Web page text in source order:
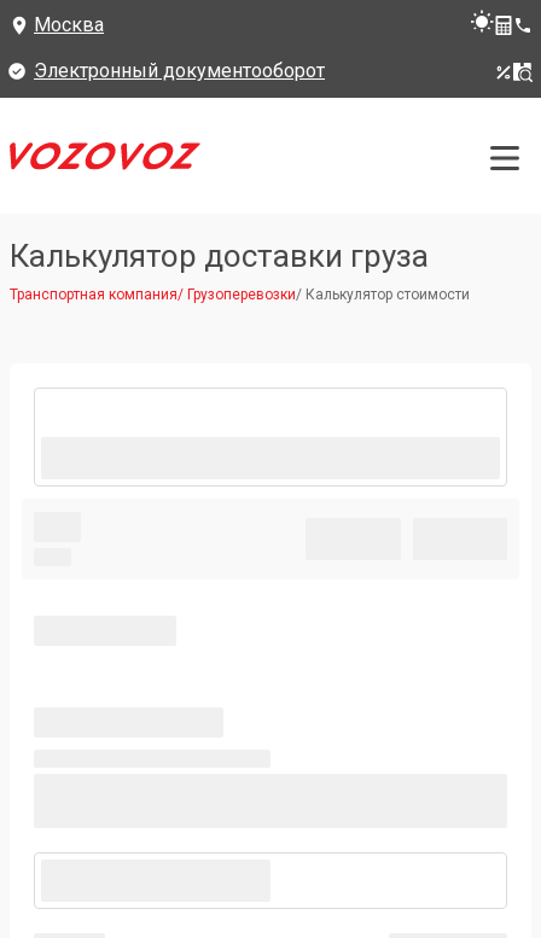
Москва
Электронный документооборот
Калькулятор доставки груза
Транспортная компания/ Грузоперевозки/ Калькулятор стоимости